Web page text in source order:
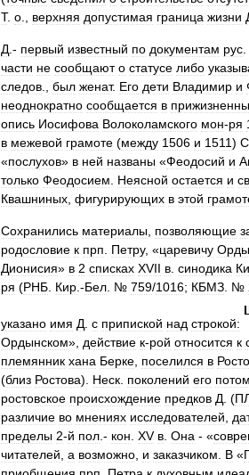
Т. о верхняя допустимая граница жизни
Д .- первый известный по документам рус
части не сообщают о статусе либо
следов
был женат. Его дети Владимир и
неоднократно сообщается в
опись Иосифова Волоколамского мон-ря
в межевой грамоте (между 1506 и 1511)
«послухов» в ней названы «Феодосий и
только Феодосием Неясной остается и
Квашниных фигурирующих в этой
Сохранились материалы позволяющие
родословие к прп Петру, «царевичу
Дионисия» в 2 списках XVII в синодика
ря (РНБ Кир .-Бел . № 759/1016; КБМЗ . №
указано имя Д с припиской над строкой:
Ордынском», действие к-рой относится к
племянник хана Берке поселился в
(близ Ростова). Неск поколений его
ростовское происхождение предков Д . (
различие во мнениях исследователей
пределы 2-й пол .- кон XV в Она - «
читателей а возможно и заказчиком В «